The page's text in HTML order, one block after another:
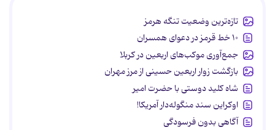
تازه‌ترین وضعیت تنگه هرمز
۱۰ خط قرمز در دعوای همسران
جمع‌آوری موکب‌های اربعین در کربلا
بازگشت زوار اربعین حسینی از مرز مهران
شاه کلید دوستی با حضرت امیر
اوکراین سند منگوله‌دار آمریکا!
آگاهی بدون فرسودگی